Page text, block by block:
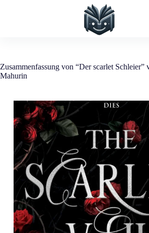
Zusammenfassung von “Der scarlet Schleier”
Mahurin